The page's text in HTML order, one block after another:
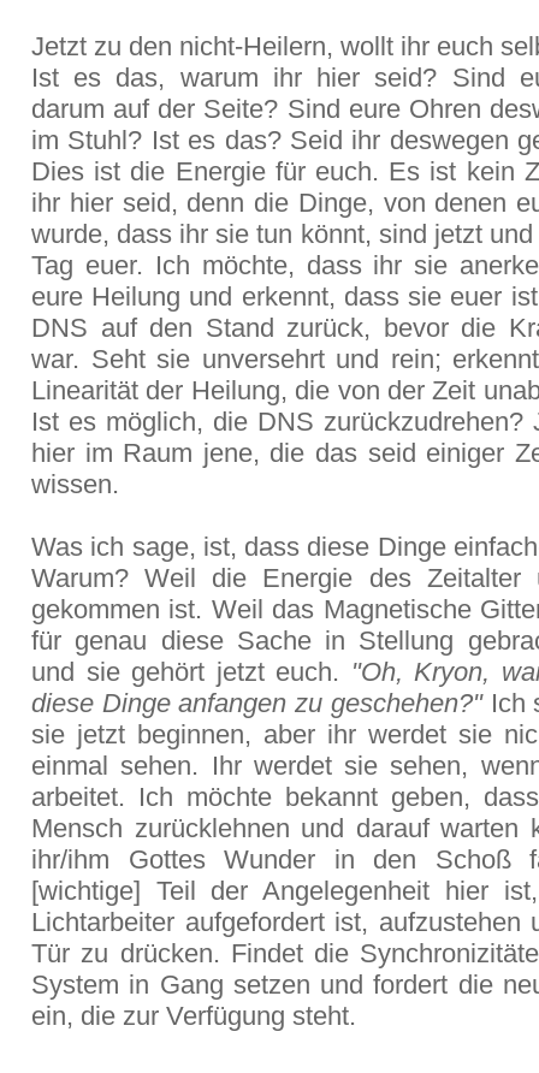
Jetzt zu den nicht-Heilern, wollt ihr euch
Ist es das, warum ihr hier seid? Sind
darum auf der Seite? Sind eure Ohren
im Stuhl? Ist es das? Seid ihr deswegen
Dies ist die Energie für euch. Es ist kein
ihr hier seid, denn die Dinge, von denen
wurde, dass ihr sie tun könnt, sind jetzt
Tag euer. Ich möchte, dass ihr sie
eure Heilung und erkennt, dass sie euer
DNS auf den Stand zurück, bevor die
war. Seht sie unversehrt und rein;
Linearität der Heilung, die von der Zeit
Ist es möglich, die DNS zurückzudrehen?
hier im Raum jene, die das seid einiger
wissen.
Was ich sage, ist, dass diese Dinge
Warum? Weil die Energie des Zeitalter
gekommen ist. Weil das Magnetische
für genau diese Sache in Stellung
und sie gehört jetzt euch. "Oh, Kryon,
diese Dinge anfangen zu geschehen?"Ich
sie jetzt beginnen, aber ihr werdet sie
einmal sehen. Ihr werdet sie sehen,
arbeitet. Ich möchte bekannt geben,
Mensch zurücklehnen und darauf warten
ihr/ihm Gottes Wunder in den Schoß
[wichtige] Teil der Angelegenheit hier
Lichtarbeiter aufgefordert ist, aufzustehen
Tür zu drücken. Findet die
System in Gang setzen und fordert die
ein, die zur Verfügung steht.